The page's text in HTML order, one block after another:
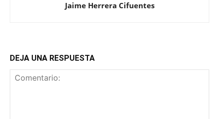
Jaime Herrera Cifuentes
DEJA UNA RESPUESTA